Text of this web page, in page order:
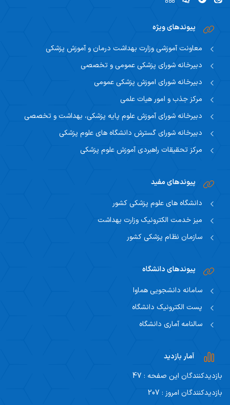
پیوندهای ویژه
معاونت آموزشی وزارت بهداشت درمان و آموزش پزشکی
دبیرخانه شورای پزشکی عمومی و تخصصی
دبیرخانه شورای اموزش پزشکی عمومی
مرکز جذب و امور هیات علمی
دبیرخانه شورای آموزش علوم پایه پزشکی، بهداشت و تخصصی
دبیرخانه شورای گسترش دانشگاه های علوم پزشکی
مرکز تحقیقات راهبردی آموزش علوم پزشکی
پیوندهای مفید
دانشگاه های علوم پزشکی کشور
میز خدمت الکترونیک وزارت بهداشت
سازمان نظام پزشکی کشور
پیوندهای دانشگاه
سامانه دانشجویی هماوا
پست الکترونیک دانشگاه
سالنامه آماری دانشگاه
آمار بازدید
بازدیدکنندگان این صفحه : 47
بازدیدکنندگان امروز : 207